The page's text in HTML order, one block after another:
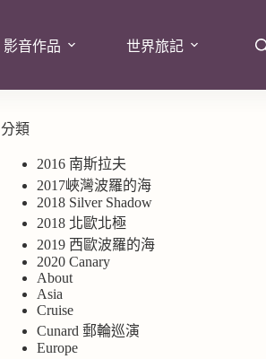
影音作品 世界旅記
分類
2016 南斯拉夫
2017峽灣波羅的海
2018 Silver Shadow
2018 北歐北極
2019 西歐波羅的海
2020 Canary
About
Asia
Cruise
Cunard 郵輪巡演
Europe